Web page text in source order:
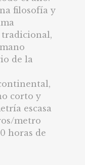
filosofía y
de la
corto y
escasa
metro
horas de